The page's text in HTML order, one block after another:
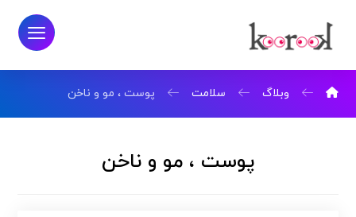
وبلاگ سلامت پوست ، مو و ناخن
پوست ، مو و ناخن